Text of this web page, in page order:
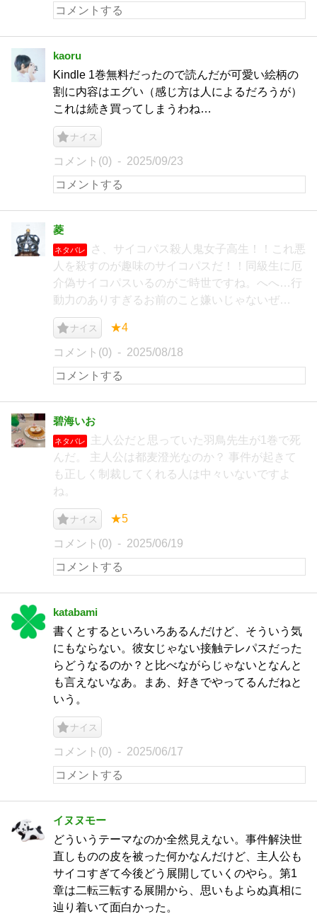
kaoru
Kindle 1巻無料だったので読んだが可愛い絵柄の
割に内容はエグい（感じ方は人によるだろうが）
これは続き買ってしまうわね…
ナイス
コメント(0) 2025/09/23
菱
ネタバレ
さ、サイコパス殺人鬼女子高生！！これ悪
人を殺すのが趣味のサイコパスだ！！同級生に厄
介偽サイコパスいるのがご時世ですね。へへ…行
動力のありすぎるお前のこと嫌いじゃないぜ…
ナイス ★4
コメント(0) 2025/08/18
碧海いお
ネタバレ
主人公だと思っていた羽鳥先生が1巻で死
んだ。 主人公は都麦澄光なのか？ 事件が起きて
も正しく制裁してくれる人は中々いないですよ
ね。
ナイス ★5
コメント(0) 2025/06/19
katabami
書くとするといろいろあるんだけど、そういう気
にもならない。彼女じゃない接触テレパスだった
らどうなるのか？と比べながらじゃないとなんと
も言えないなあ。まあ、好きでやってるんだねと
いう。
ナイス
コメント(0) 2025/06/17
イヌヌモー
どういうテーマなのか全然見えない。事件解決世
直しものの皮を被った何かなんだけど、主人公も
サイコすぎて今後どう展開していくのやら。第1
章は二転三転する展開から、思いもよらぬ真相に
辿り着いて面白かった。